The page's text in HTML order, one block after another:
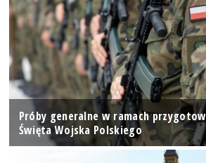
Próby generalne w ramach
Święta Wojska Polskiego